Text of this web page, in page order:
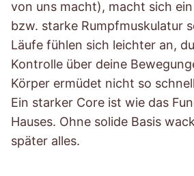
von uns macht), macht sich
bzw. starke Rumpfmuskulatur
Läufe fühlen sich leichter an,
Kontrolle über deine
Körper ermüdet nicht so
Ein starker Core ist wie das
Hauses. Ohne solide Basis
später alles.